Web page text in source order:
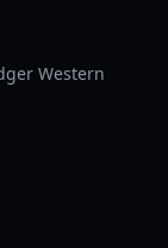
Western